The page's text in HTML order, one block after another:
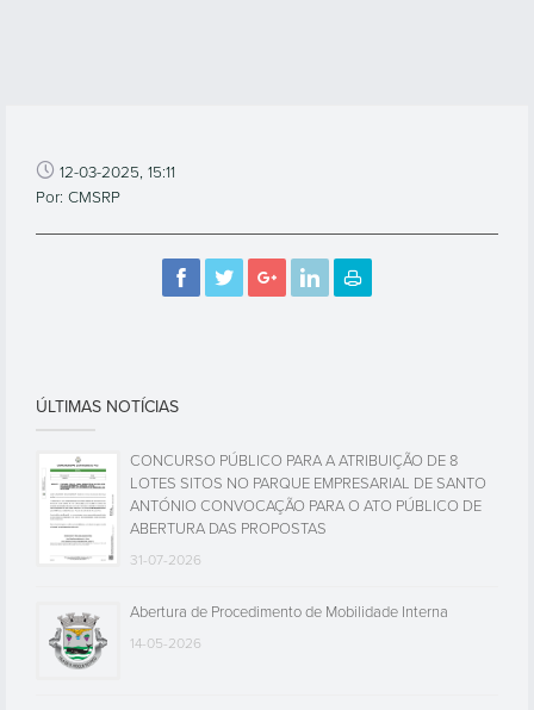
12-03-2025, 15:11
Por: CMSRP
ÚLTIMAS NOTÍCIAS
CONCURSO PÚBLICO PARA A ATRIBUIÇÃO DE 8
LOTES SITOS NO PARQUE EMPRESARIAL DE SANTO
ANTÓNIO CONVOCAÇÃO PARA O ATO PÚBLICO DE
ABERTURA DAS PROPOSTAS
31-07-2026
Abertura de Procedimento de Mobilidade Interna
14-05-2026